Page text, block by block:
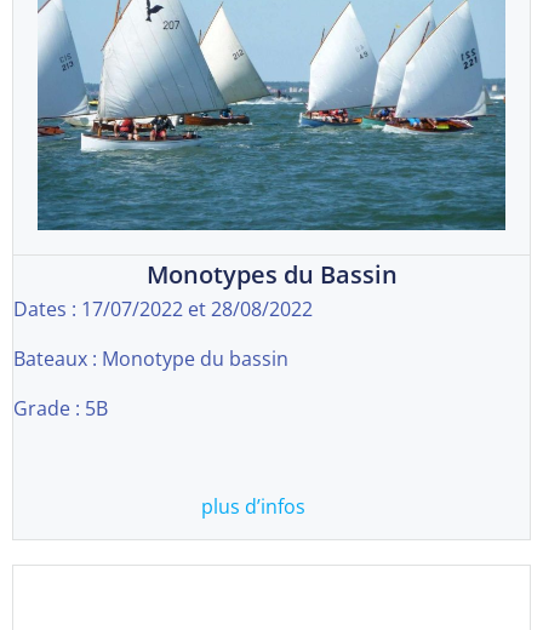
Monotypes du Bassin
Dates : 17/07/2022 et 28/08/2022
Bateaux : Monotype du bassin
Grade : 5B
plus d’infos